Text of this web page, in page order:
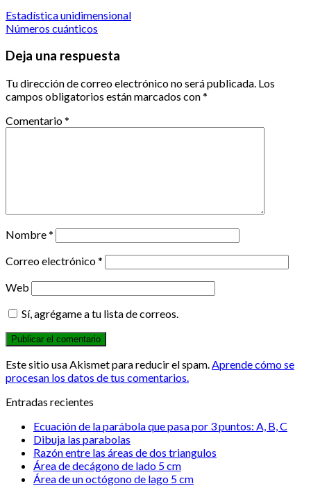
Estadística unidimensional
Números cuánticos
Deja una respuesta
Tu dirección de correo electrónico no será publicada. Los
campos obligatorios están marcados con*
Comentario*
Nombre*
Correo electrónico*
Web
Sí, agrégame a tu lista de correos.
Este sitio usa Akismet para reducir el spam. Aprende cómo se
procesan los datos de tus comentarios.
Entradas recientes
Ecuación de la parábola que pasa por 3 puntos: A, B, C
Dibuja las parabolas
Razón entre las áreas de dos triangulos
Área de decágono de lado 5 cm
Área de un octógono de lago 5 cm